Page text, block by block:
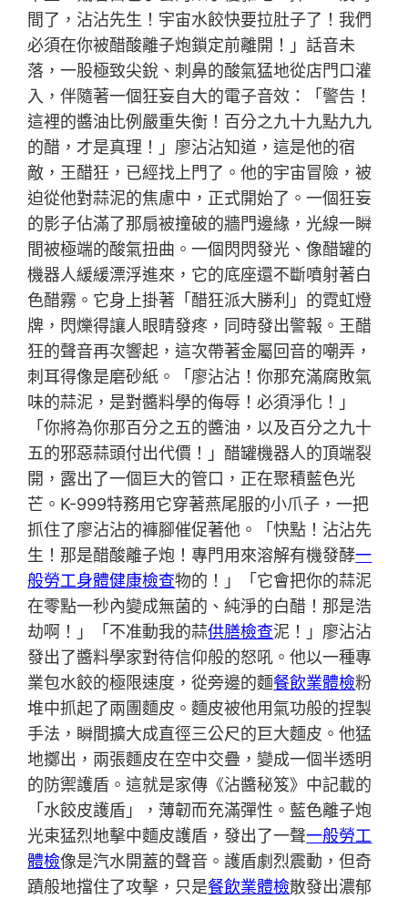
間了，沾沾先生！宇宙水餃快要拉肚子了！我們
必須在你被醋酸離子炮鎖定前離開！」話音未
落，一股極致尖銳、刺鼻的酸氣猛地從店門口灌
入，伴隨著一個狂妄自大的電子音效：「警告！
這裡的醬油比例嚴重失衡！百分之九十九點九九
的醋，才是真理！」廖沾沾知道，這是他的宿
敵，王醋狂，已經找上門了。他的宇宙冒險，被
迫從他對蒜泥的焦慮中，正式開始了。一個狂妄
的影子佔滿了那扇被撞破的牆門邊緣，光線一瞬
間被極端的酸氣扭曲。一個閃閃發光、像醋罐的
機器人緩緩漂浮進來，它的底座還不斷噴射著白
色醋霧。它身上掛著「醋狂派大勝利」的霓虹燈
牌，閃爍得讓人眼睛發疼，同時發出警報。王醋
狂的聲音再次響起，這次帶著金屬回音的嘲弄，
刺耳得像是磨砂紙。「廖沾沾！你那充滿腐敗氣
味的蒜泥，是對醬料學的侮辱！必須淨化！」
「你將為你那百分之五的醬油，以及百分之九十
五的邪惡蒜頭付出代價！」醋罐機器人的頂端裂
開，露出了一個巨大的管口，正在聚積藍色光
芒。K-999特務用它穿著燕尾服的小爪子，一把
抓住了廖沾沾的褲腳催促著他。「快點！沾沾先
生！那是醋酸離子炮！專門用來溶解有機發酵一
般勞工身體健康檢查物的！」「它會把你的蒜泥
在零點一秒內變成無菌的、純淨的白醋！那是浩
劫啊！」「不准動我的蒜供膳檢查泥！」廖沾沾
發出了醬料學家對待信仰般的怒吼。他以一種專
業包水餃的極限速度，從旁邊的麵餐飲業體檢粉
堆中抓起了兩團麵皮。麵皮被他用氣功般的捏製
手法，瞬間擴大成直徑三公尺的巨大麵皮。他猛
地擲出，兩張麵皮在空中交疊，變成一個半透明
的防禦護盾。這就是家傳《沾醬秘笈》中記載的
「水餃皮護盾」，薄韌而充滿彈性。藍色離子炮
光束猛烈地擊中麵皮護盾，發出了一聲一般勞工
體檢像是汽水開蓋的聲音。護盾劇烈震動，但奇
蹟般地擋住了攻擊，只是餐飲業體檢散發出濃郁